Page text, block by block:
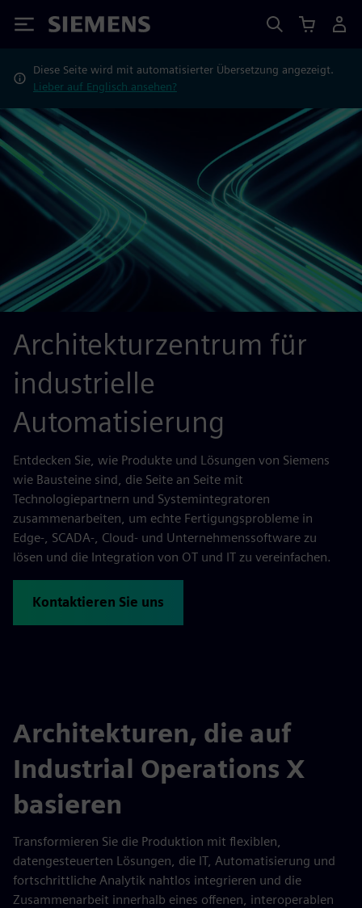
Siemens
Diese Seite wird mit automatisierter Übersetzung angezeigt.
Lieber auf Englisch ansehen?
Architekturzentrum für
industrielle
Automatisierung
Entdecken Sie, wie Produkte und Lösungen von Siemens
wie Bausteine sind, die Seite an Seite mit
Technologiepartnern und Systemintegratoren
zusammenarbeiten, um echte Fertigungsprobleme in
Edge-, SCADA-, Cloud- und Unternehmenssoftware zu
lösen und die Integration von OT und IT zu vereinfachen.
Kontaktieren Sie uns
Architekturen, die auf
Industrial Operations X
basieren
Transformieren Sie die Produktion mit flexiblen,
datengesteuerten Lösungen, die IT, Automatisierung und
fortschrittliche Analytik nahtlos integrieren und die
Zusammenarbeit innerhalb eines offenen, interoperablen